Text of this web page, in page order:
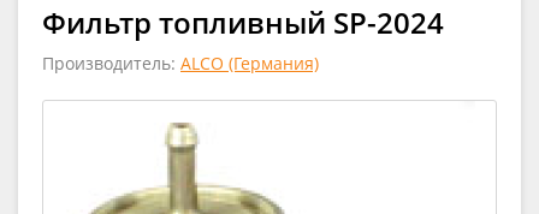
Фильтр топливный SP-2024
Производитель: ALCO (Германия)